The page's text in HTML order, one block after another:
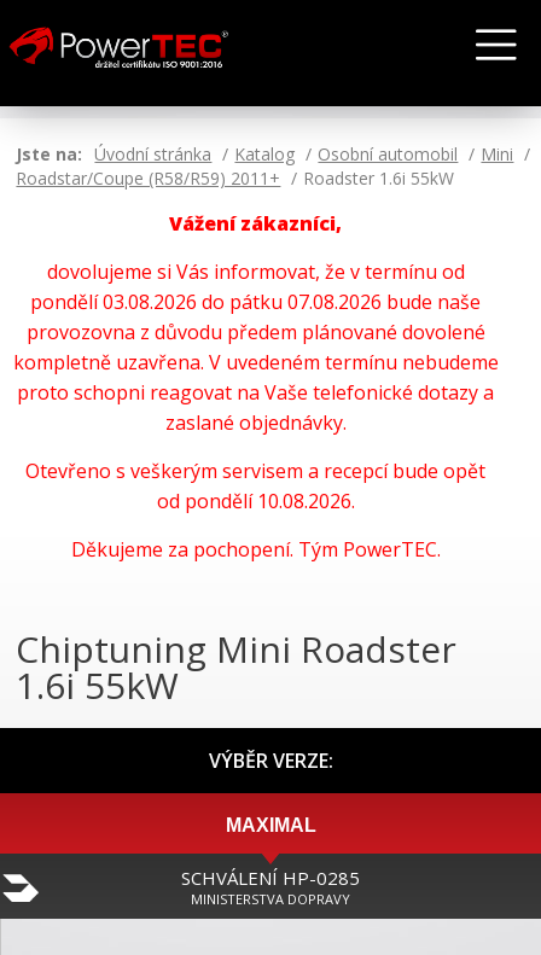
Jste na: Úvodní stránka Katalog Osobní automobil
Mini
Roadstar/Coupe (R58/R59) 2011+
Roadster 1.6i 55kW
Vážení zákazníci,
dovolujeme si Vás informovat, že v termínu od
pondělí 03.08.2026 do pátku 07.08.2026 bude naše
provozovna z důvodu předem plánované dovolené
kompletně uzavřena. V uvedeném termínu nebudeme
proto schopni reagovat na Vaše telefonické dotazy a
zaslané objednávky.
Otevřeno s veškerým servisem a recepcí bude opět
od pondělí 10.08.2026.
Děkujeme za pochopení. Tým PowerTEC.
Chiptuning Mini Roadster
1.6i 55kW
VÝBĚR VERZE:
MAXIMAL
SCHVÁLENÍ HP-0285
MINISTERSTVA DOPRAVY